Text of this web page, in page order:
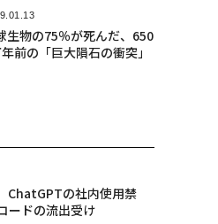
生物の75％が死んだ、650
前の「巨大隕石の衝突」
ChatGPTの社内使用禁
ードの流出受け